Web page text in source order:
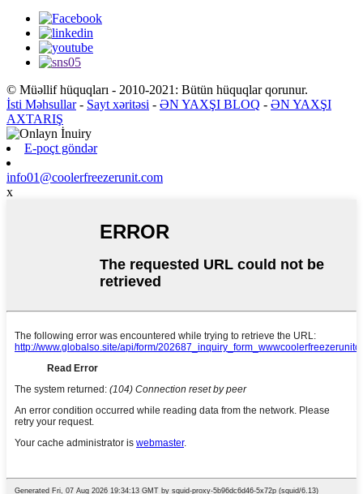
© Müəllif hüquqları - 2010-2021: Bütün hüquqlar qorunur.
İsti Məhsullar- Sayt xəritəsi - ƏN YAXŞI BLOQ - ƏN YAXŞI
AXTARIŞ
E-poçt göndər
info01@coolerfreezerunit.com
x